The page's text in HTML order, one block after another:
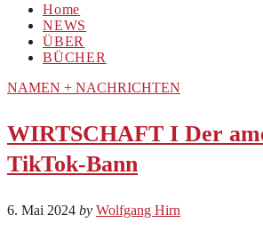
Home
NEWS
ÜBER
BÜCHER
NAMEN + NACHRICHTEN
WIRTSCHAFT I Der
TikTok-Bann
6. Mai 2024 by Wolfgang Hirn